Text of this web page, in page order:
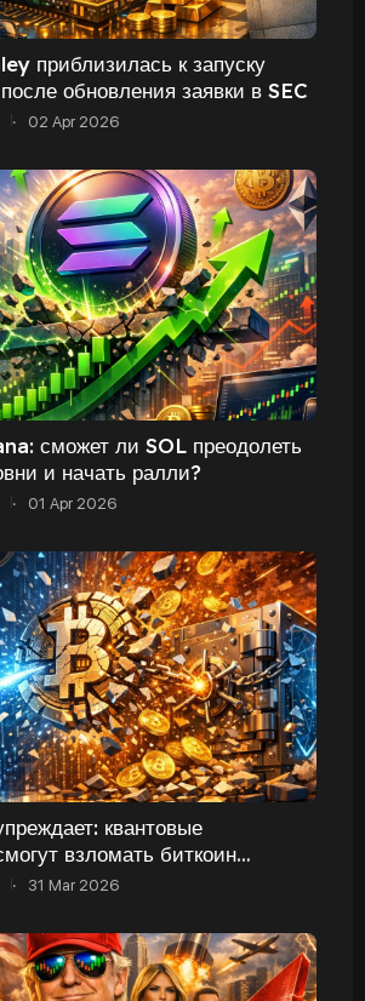
приблизилась к запуску
обновления заявки в SEC
· 02 Apr 2026
сможет ли SOL преодолеть
и начать ралли?
· 01 Apr 2026
квантовые
взломать биткоин
· 31 Mar 2026